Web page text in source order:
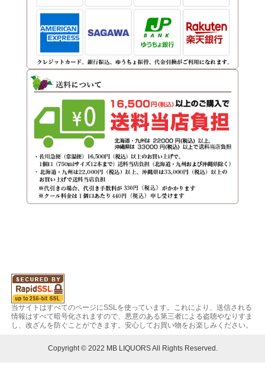
当サイトはすべてのページにSSLを使っています。これにより、送信される
情報はすべて暗号化されますので、悪意のある第三者による盗聴やなりすま
し、改ざんを防ぐことができます。安心してお買い物をお楽しみください。
Copyright © 2022 MB LIQUORS All Rights Reserved.